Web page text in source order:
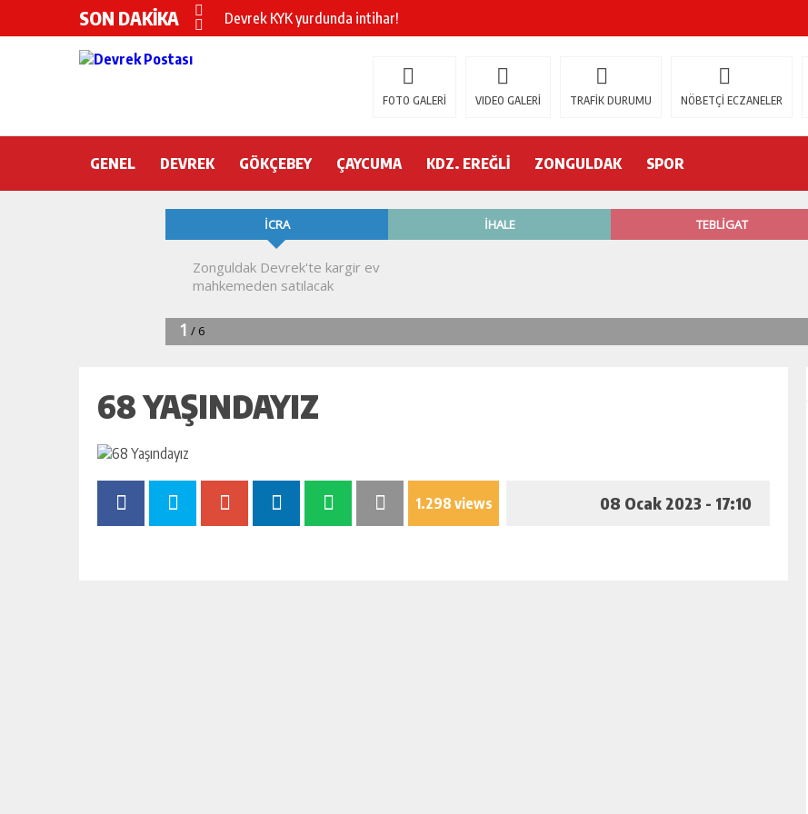
SON DAKİKA
Devrek KYK yurdunda intihar!
CHP’nin yeni genel başkanı Özgür Özel
DEVREK’TE YANGIN PANİĞİ
Devrek Engelsiz Yaşam Merkezi’nde neler oluyor?
DEVREK ÇATAKLI’YA TEŞEKKÜR ETTİ
FOTO GALERİ VIDEO GALERİ TRAFİK DURUMU NÖBETÇİ ECZANELER
GENEL DEVREK GÖKÇEBEY ÇAYCUMA KDZ. EREĞLİ ZONGULDAK SPOR
68 YAŞINDAYIZ
1.298 views 08 Ocak 2023 - 17:10